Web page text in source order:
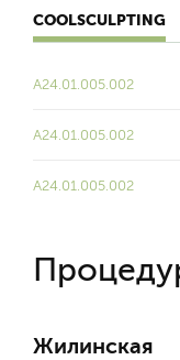
COOLSCULPTING
A24.01.005.002
A24.01.005.002
A24.01.005.002
Жилинская